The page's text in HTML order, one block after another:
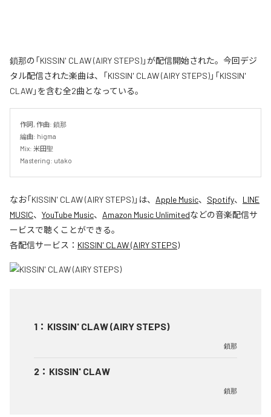
鎖那の「KISSIN' CLAW (AIRY STEPS)」が配信開始された。今回デジ
タル配信された楽曲は、「KISSIN' CLAW (AIRY STEPS)」「KISSIN'
CLAW」を含む全2曲となっている。
作詞, 作曲: 鎖那
編曲: higma
Mix: 米田聖
Mastering: utako
なお「KISSIN' CLAW (AIRY STEPS)」は、 Apple Music、 Spotify、 LINE
MUSIC、 YouTube Music、 Amazon Music Unlimitedなどの音楽配信サ
ービスで聴くことができる。
各配信サービス： KISSIN' CLAW (AIRY STEPS)
1 ： KISSIN' CLAW (AIRY STEPS)
鎖那
2 ： KISSIN' CLAW
鎖那